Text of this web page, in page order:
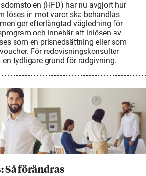
(HFD) har nu avgjort hur
löses in mot varor ska behandlas
ger efterlängtad vägledning för
och innebär att inlösen av
som en prisnedsättning eller som
För redovisningskonsulter
en tydligare grund för rådgivning.
Så förändras